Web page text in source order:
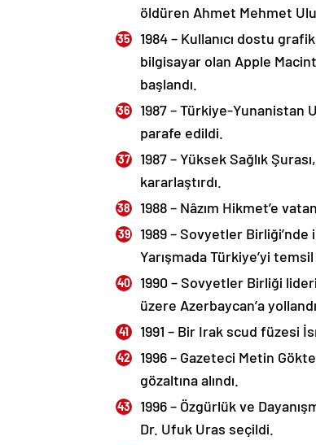
öldüren Ahmet Mehmet
1984 – Kullanıcı dostu
bilgisayar olan Apple
başlandı.
1987 – Türkiye-Yunanistan
parafe edildi.
1987 – Yüksek Sağlık
kararlaştırdı.
1988 – Nâzım Hikmet’e
1989 – Sovyetler Birliği’nde
Yarışmada Türkiye’yi
1990 – Sovyetler Birliği
üzere Azerbaycan’a
1991 – Bir Irak scud füzesi
1996 – Gazeteci Metin
gözaltına alındı.
1996 – Özgürlük ve
Dr. Ufuk Uras seçildi.